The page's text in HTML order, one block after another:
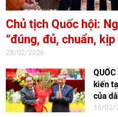
Chủ tịch Quốc hội:
“đúng, đủ, chuẩn,
28/02/2026
kiến
của
16/02/